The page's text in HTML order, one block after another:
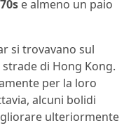
e almeno un paio
si trovavano sul
strade di Hong Kong.
per la loro
alcuni bolidi
ulteriormente